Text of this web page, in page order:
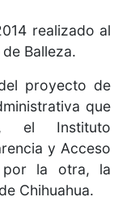
realizado al
Balleza.
proyecto de
que
el Instituto
y Acceso
por la otra, la
Chihuahua.